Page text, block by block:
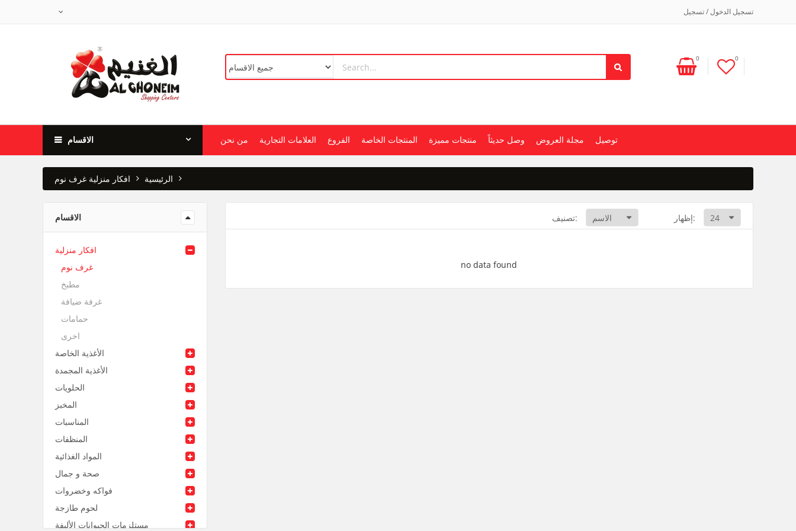
تسجيل الدخول / تسجيل
0 0
الاقسام من نحن العلامات التجارية الفروع المنتجات الخاصة منتجات مميزة وصل حديثاً مجلة العروض توصيل
الرئيسية افكار منزلية غرف نوم
الاقسام
افكار منزلية
غرف نوم
مطبخ
غرفة ضيافة
حمامات
اخرى
الأغذية الخاصة
الأغذية المجمدة
الحلويات
المخبز
المناسبات
المنظفات
المواد الغذائية
صحة و جمال
فواكه وخضروات
لحوم طازجة
مستلزمات الحيوانات الأليفة
تصنيف: إظهار:
no data found